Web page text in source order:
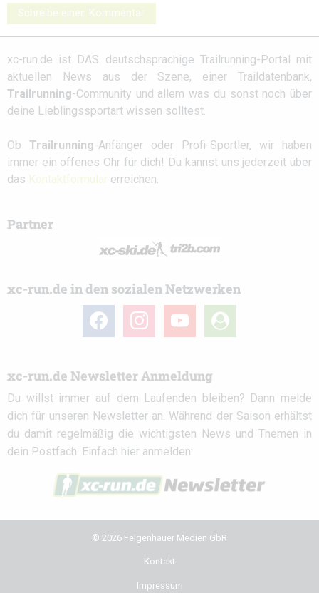
Schreibe einen Kommentar
xc-run.de ist DAS deutschsprachige Trailrunning-Portal mit
aktuellen News aus der Szene, einer Traildatenbank,
Trailrunning-Community und allem was du sonst noch über
deine Lieblingssportart wissen solltest.
Ob Trailrunning-Anfänger oder Profi-Sportler, wir haben
immer ein offenes Ohr für dich! Du kannst uns jederzeit über
das Kontaktformular erreichen.
Partner
xc-run.de in den sozialen Netzwerken
facebook instagramyoutube
user-
circle
xc-run.de Newsletter Anmeldung
Du willst immer auf dem Laufenden bleiben? Dann melde
dich für unseren Newsletter an. Während der Saison erhältst
du damit regelmäßig die wichtigsten News und Themen in
dein Postfach. Einfach hier anmelden:
© 2026 Felgenhauer Medien GbR
Kontakt
Impressum